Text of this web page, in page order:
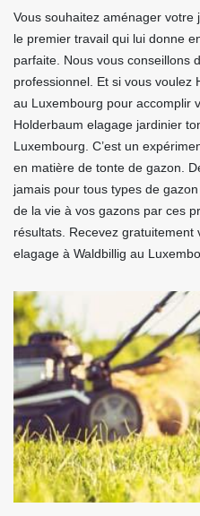
Vous souhaitez aménager
le premier travail qui lui donne
parfaite. Nous vous conseillons
professionnel. Et si vous voulez
au Luxembourg pour accomplir
Holderbaum elagage jardinier
Luxembourg. C’est un
en matière de tonte de gazon.
jamais pour tous types de
de la vie à vos gazons par ces
résultats. Recevez gratuitement
elagage à Waldbillig au